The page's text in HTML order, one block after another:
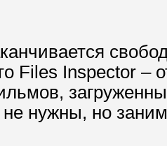
Files Inspector –
нужны, но